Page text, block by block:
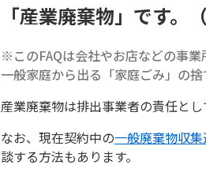
「産業廃棄物」です。
※このFAQは会社やお店などの事業
一般家庭から出る「家庭ごみ」の
産業廃棄物は排出事業者の責任と
なお、現在契約中の一般廃棄物収
談する方法もあります。